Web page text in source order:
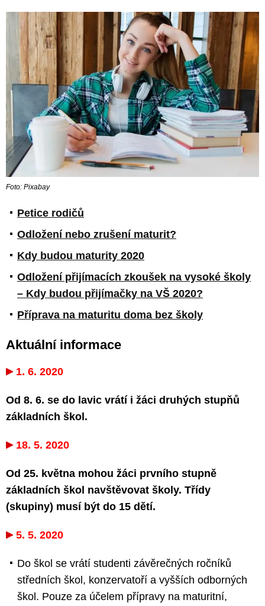
Foto: Pixabay
Petice rodičů
Odložení nebo zrušení maturit?
Kdy budou maturity 2020
Odložení přijímacích zkoušek na vysoké školy
– Kdy budou přijímačky na VŠ 2020?
Příprava na maturitu doma bez školy
Aktuální informace
1. 6. 2020
Od 8. 6. se do lavic vrátí i žáci druhých stupňů
základních škol.
18. 5. 2020
Od 25. května mohou žáci prvního stupně
základních škol navštěvovat školy. Třídy
(skupiny) musí být do 15 dětí.
5. 5. 2020
Do škol se vrátí studenti závěrečných ročníků
středních škol, konzervatoří a vyšších odborných
škol. Pouze za účelem přípravy na maturitní,